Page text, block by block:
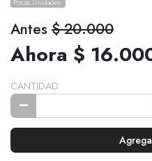
Pocas Unidades.
Antes $ 20.000
Ahora $
CANTIDAD